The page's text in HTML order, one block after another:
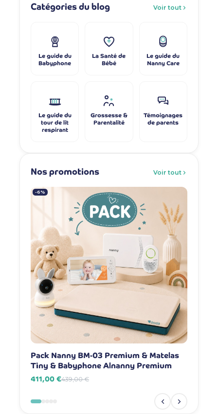
Catégories du blog Voir tout
Le guide du
Babyphone
La Santé de
Bébé
Le guide du
Nanny Care
Le guide du
tour de lit
respirant
Grossesse &
Parentalité
Témoignages
de parents
Nos promotions Voir tout
-6%
Pack Nanny BM-03 Premium & Matelas
Tiny & Babyphone Alnanny Premium
411,00 €439,00 €